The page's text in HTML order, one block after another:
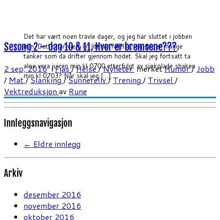
Det har vært noen travle dager, og jeg har sluttet i jobben
min. Dette har vært en litt rar følelse, og det er mange
tanker som da drifter gjennom hodet. Skal jeg fortsatt ta
aloe vera juicen min kl 0700 etterfulgt av sjokolade shaken
min kl 0703? Når skal jeg […]
Sesong 2 – dag 10 & 11, Hvor er bremsene???
2 sep, 2016iFjas/Helse/Nyheter merketHumor/Jobb
/ Mat/Slanking /Sunnereliv/ Trening / Trivsel /
Vektreduksjon av Rune
Innleggsnavigasjon
← Eldre innlegg
Arkiv
desember 2016
november 2016
oktober 2016